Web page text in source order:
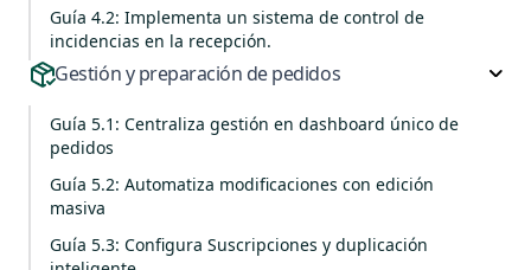
Guía 4.2: Implementa un sistema de control de
incidencias en la recepción.
Gestión y preparación de pedidos
Guía 5.1: Centraliza gestión en dashboard único de
pedidos
Guía 5.2: Automatiza modificaciones con edición
masiva
Guía 5.3: Configura Suscripciones y duplicación